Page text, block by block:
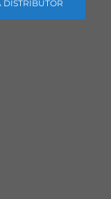
DISTRIBUTOR